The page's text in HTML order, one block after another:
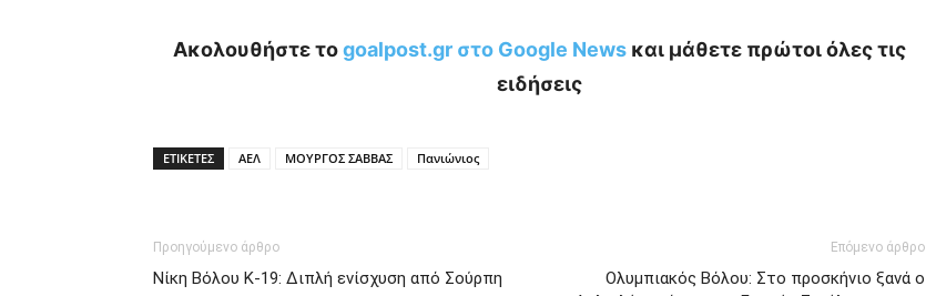
Ακολουθήστε τοgoalpost.gr στο Google Newsκαι μάθετε πρώτοι όλες τις
ειδήσεις
ΕΤΙΚΕΤΕΣ ΑΕΛ ΜΟΥΡΓΟΣ ΣΑΒΒΑΣ Πανιώνιος
Προηγούμενο άρθρο
Νίκη Βόλου Κ-19: Διπλή ενίσχυση από Σούρπη
Επόμενο άρθρο
Ολυμπιακός Βόλου: Στο προσκήνιο ξανά ο